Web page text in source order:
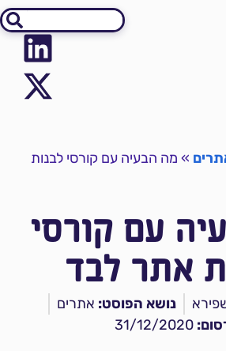
» מה הבעיה עם קורסי לבנות
עם קורסי
אתר לבד
נושא הפוסט: אתרים
31/12/2020